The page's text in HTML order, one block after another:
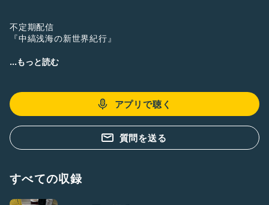
不定期配信
『中縞浅海の新世界紀行』
番組詳細
旧番組
『中縞浅海の人類最後の一年間』
>>>>>>
番組詳細
か話せればいいなと思ってます。
配信期間
...もっと読む
アプリで聴く
質問を送る
すべての収録